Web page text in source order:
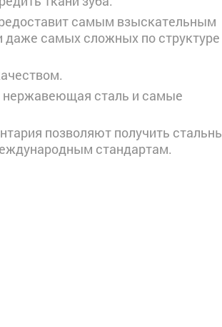
самым взыскательным
даже самых сложных по
нержавеющая сталь и самые
позволяют получить
стандартам.